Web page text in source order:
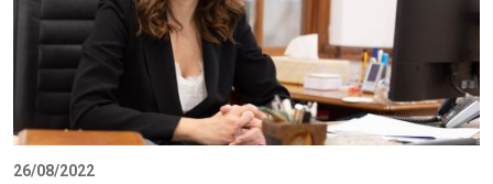
26/08/2022